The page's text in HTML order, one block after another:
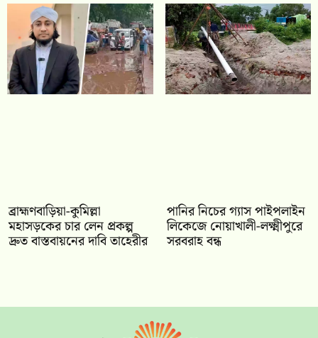
ব্রাহ্মণবাড়িয়া-কুমিল্লা
মহাসড়কের চার লেন প্রকল্প
দ্রুত বাস্তবায়নের দাবি তাহেরীর
পানির নিচের গ্যাস পাইপলাইন
লিকেজে নোয়াখালী-লক্ষ্মীপুরে
সরবরাহ বন্ধ